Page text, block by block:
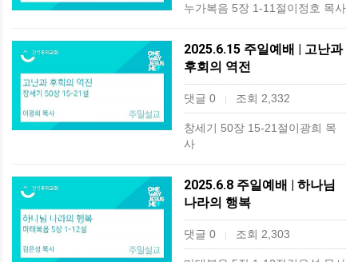
누가복음 5장 1-11절이정호 목사
2025.6.15 주일예배 | 고난과
후회의 역전
댓글 0 | 조회 2,332
창세기 50장 15-21절이광희 목
사
2025.6.8 주일예배 | 하나님
나라의 행복
댓글 0 | 조회 2,303